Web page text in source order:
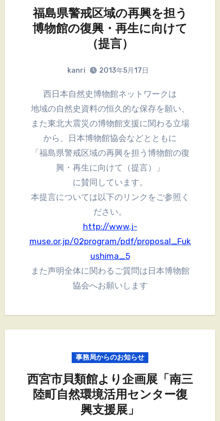
福島県警戒区域の再興を担う
博物館の復興・再生に向けて
（提言）
kanri 2013年5月17日
西日本自然史博物館ネットワークは
地域の自然史資料の恒久的な保存を願い、
また東北大震災の博物館支援に関わる立場
から、日本博物館協会などとともに
「福島県警戒区域の再興を担う博物館の復
興・再生に向けて（提言）」
に賛同しています。
本提言については以下のリンクをご参照く
ださい。
http://www.j-
muse.or.jp/02program/pdf/proposal_Fuk
ushima_5
また声明全体に関わるご質問は日本博物館
協会へお願いします
事務局からのお知らせ
西宮市貝類館より企画展「南三
陸町自然環境活用センター復
興支援展」